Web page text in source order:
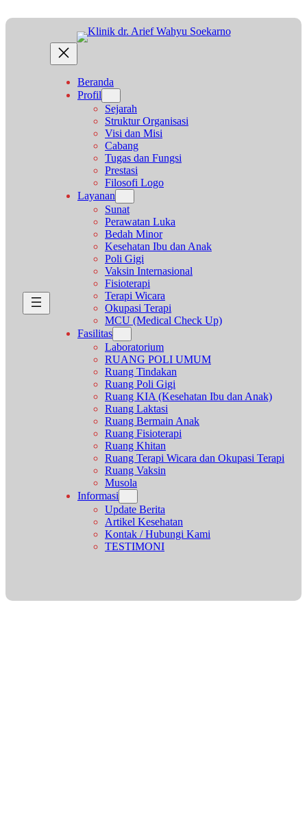
ke
Beranda
Profil
Sejarah
Struktur Organisasi
Visi dan Misi
Cabang
Tugas dan Fungsi
Prestasi
Filosofi Logo
Layanan
Sunat
Perawatan Luka
Bedah Minor
Kesehatan Ibu dan Anak
Poli Gigi
Vaksin Internasional
Fisioterapi
Terapi Wicara
Okupasi Terapi
MCU (Medical Check Up)
Fasilitas
Laboratorium
RUANG POLI UMUM
Ruang Tindakan
Ruang Poli Gigi
Ruang KIA (Kesehatan Ibu dan Anak)
Ruang Laktasi
Ruang Bermain Anak
Ruang Fisioterapi
Ruang Khitan
Ruang Terapi Wicara dan Okupasi Terapi
Ruang Vaksin
Musola
Informasi
Update Berita
Artikel Kesehatan
Kontak / Hubungi Kami
TESTIMONI